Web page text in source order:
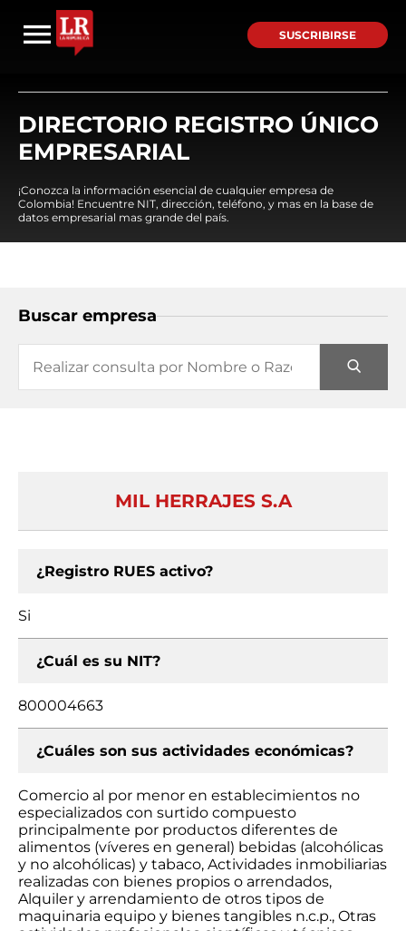
SUSCRIBIRSE
DIRECTORIO REGISTRO ÚNICO
EMPRESARIAL
¡Conozca la información esencial de cualquier empresa de
Colombia! Encuentre NIT, dirección, teléfono, y mas en la base de
datos empresarial mas grande del país.
Buscar empresa
MIL HERRAJES S.A
¿Registro RUES activo?
Si
¿Cuál es su NIT?
800004663
¿Cuáles son sus actividades económicas?
Comercio al por menor en establecimientos no
especializados con surtido compuesto
principalmente por productos diferentes de
alimentos (víveres en general) bebidas (alcohólicas
y no alcohólicas) y tabaco, Actividades inmobiliarias
realizadas con bienes propios o arrendados,
Alquiler y arrendamiento de otros tipos de
maquinaria equipo y bienes tangibles n.c.p., Otras